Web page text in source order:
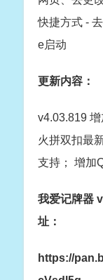
快捷方式 -
e启动
更新内容：
v4.03.819
火拼双扣最
支持； 增加
我爱记牌器
址：
https://